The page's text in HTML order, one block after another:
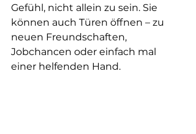
Gefühl, nicht allein zu sein. Sie
können auch Türen öffnen – zu
neuen Freundschaften,
Jobchancen oder einfach mal
einer helfenden Hand.